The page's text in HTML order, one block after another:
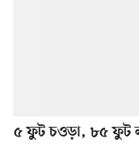
৫ ফুট চওড়া, ৮৫ ফুট